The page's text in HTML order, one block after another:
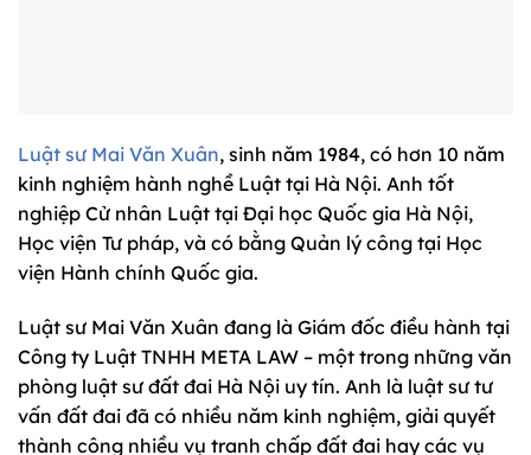
Luật sư Mai Văn Xuân, sinh năm 1984, có hơn 10 năm
kinh nghiệm hành nghề Luật tại Hà Nội. Anh tốt
nghiệp Cử nhân Luật tại Đại học Quốc gia Hà Nội,
Học viện Tư pháp, và có bằng Quản lý công tại Học
viện Hành chính Quốc gia.
Luật sư Mai Văn Xuân đang là Giám đốc điều hành tại
Công ty Luật TNHH META LAW – một trong những văn
phòng luật sư đất đai Hà Nội uy tín. Anh là luật sư tư
vấn đất đai đã có nhiều năm kinh nghiệm, giải quyết
thành công nhiều vụ tranh chấp đất đai hay các vụ